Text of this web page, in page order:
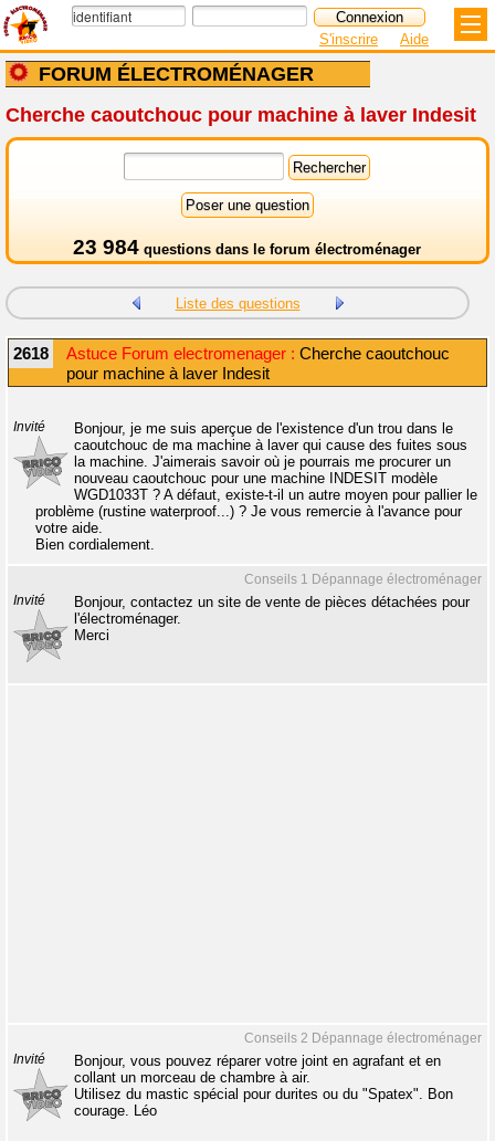
FORUM ÉLECTROMÉNAGER
S'inscrire Aide
Cherche caoutchouc pour machine à laver Indesit
23 984 questions dans le forum électroménager
Liste des questions
2618 Astuce Forum electromenager : Cherche caoutchouc
pour machine à laver Indesit
Invité
Bonjour, je me suis aperçue de l'existence d'un trou dans le
caoutchouc de ma machine à laver qui cause des fuites sous
la machine. J'aimerais savoir où je pourrais me procurer un
nouveau caoutchouc pour une machine INDESIT modèle
WGD1033T ? A défaut, existe-t-il un autre moyen pour pallier le
problème (rustine waterproof...) ? Je vous remercie à l'avance pour
votre aide.
Bien cordialement.
Conseils 1 Dépannage électroménager
Invité
Bonjour, contactez un site de vente de pièces détachées pour
l'électroménager.
Merci
Conseils 2 Dépannage électroménager
Invité
Bonjour, vous pouvez réparer votre joint en agrafant et en
collant un morceau de chambre à air.
Utilisez du mastic spécial pour durites ou du "Spatex". Bon
courage. Léo